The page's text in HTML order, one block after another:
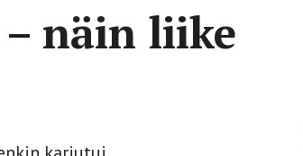
näin liike